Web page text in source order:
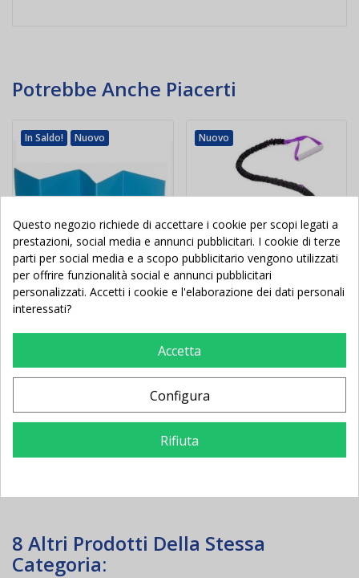
Potrebbe Anche Piacerti
In Saldo! Nuovo
Stuoia Pieghevole per
carrello
Nuovo
34,16 €
carrello
8 Altri Prodotti Della Stessa
Categoria:
Questo negozio richiede di accettare i cookie per scopi legati a
prestazioni, social media e annunci pubblicitari. I cookie di terze
parti per social media e a scopo pubblicitario vengono utilizzati
per offrire funzionalità social e annunci pubblicitari
personalizzati. Accetti i cookie e l'elaborazione dei dati personali
interessati?
Accetta
Configura
Rifiuta